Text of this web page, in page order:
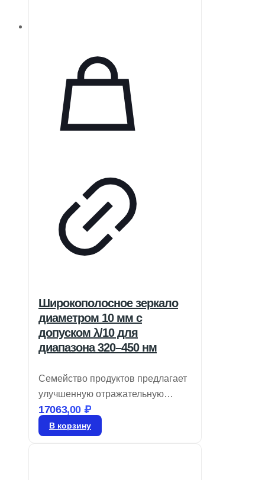
Широкополосное зеркало
диаметром 10 мм с
допуском λ/10 для
диапазона 320–450 нм
Семейство продуктов предлагает
улучшенную отражательную
способность и LIDT по сравнению
с металлическими покрытиями.
17063,00 ₽
В корзину